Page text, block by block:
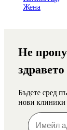
Не
Бъдете сред
нови клиники